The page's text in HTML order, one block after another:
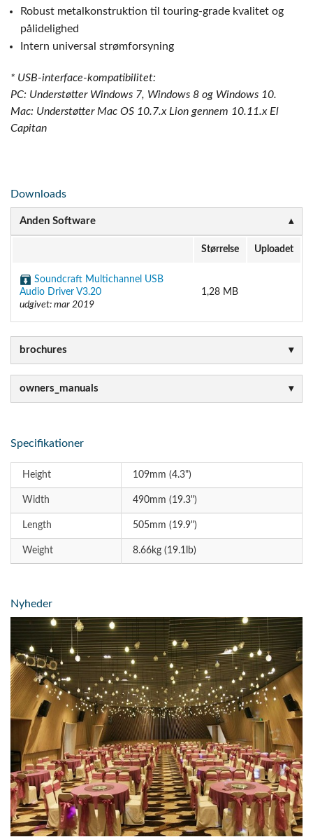
Robust metalkonstruktion til touring-grade kvalitet og
pålidelighed
Intern universal strømforsyning
* USB-interface-kompatibilitet:
PC: Understøtter Windows 7, Windows 8 og Windows 10.
Mac: Understøtter Mac OS 10.7.x Lion gennem 10.11.x El
Capitan
Downloads
Anden Software
Størrelse Uploadet
Soundcraft Multichannel USB
Audio Driver V3.20
udgivet: mar 2019
1,28 MB
brochures
owners_manuals
Specifikationer
Height 109mm (4.3")
Width 490mm (19.3")
Length 505mm (19.9")
Weight 8.66kg (19.1lb)
Nyheder